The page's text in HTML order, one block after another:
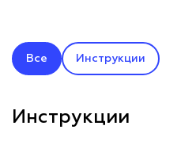
Все Инструкции
Инструкции